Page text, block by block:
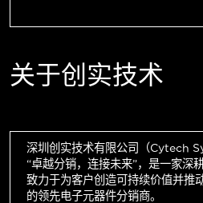
关于创实技术
深圳创实技术有限公司（Cytech
“卓越分销，连接未来”，是一家深
致力于为客户创造可持续价值并推
的领先电子元器件分销商。